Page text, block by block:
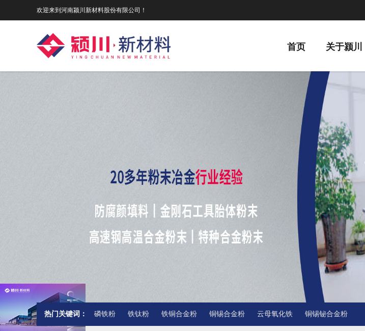
欢迎来到河南颍川新材料股份有限公司！
首页 关于颍川
热门关键词： 磷铁粉 铁钛粉 铁铜合金粉 铜锡合金粉 云母氧化铁 铜锡铋合金粉